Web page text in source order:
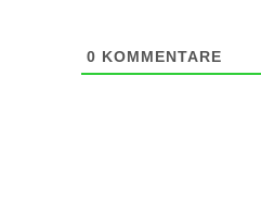
0 KOMMENTARE